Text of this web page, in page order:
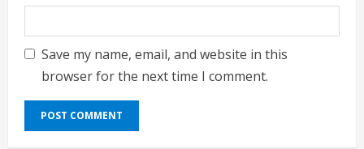
Save my name, email, and website in this
browser for the next time I comment.